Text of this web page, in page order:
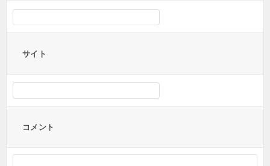
サイト
コメント